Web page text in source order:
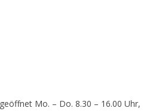
Mo. – Do. 8.30 – 16.00 Uhr,